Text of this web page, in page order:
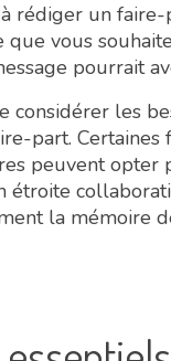
rédiger un
que vous
pourrait
considérer les
part.
peuvent
étroite
la mémoire